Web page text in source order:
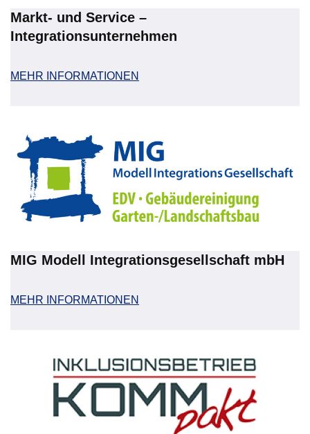
Markt- und Service –
Integrationsunternehmen
MEHR INFORMATIONEN
MIG Modell Integrationsgesellschaft mbH
MEHR INFORMATIONEN